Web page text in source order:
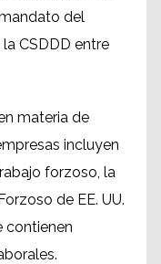
del
CSDDD entre
materia de
incluyen
forzoso, la
de EE. UU.
contienen